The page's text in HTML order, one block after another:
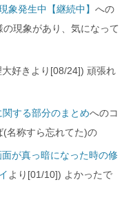
象発生中【継続中】への
現象があり、気になって
好きより[08/24]) 頑張れ
する部分のまとめへのコ
(名称すら忘れてた)の
面が真っ暗になった時の修
より[01/10]) よかったで